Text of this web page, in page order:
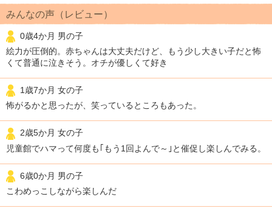
みんなの声（レビュー）
0歳4か月 男の子
絵力が圧倒的。赤ちゃんは大丈夫だけど、もう少し大きい子だと怖
くて普通に泣きそう。オチが優しくて好き
1歳7か月 女の子
怖がるかと思ったが、笑っているところもあった。
2歳5か月 女の子
児童館でハマって何度も｢もう1回よんで～｣と催促し楽しんでみる。
6歳0か月 男の子
こわめっこしながら楽しんだ